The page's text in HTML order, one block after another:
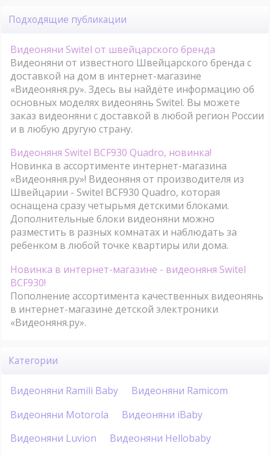
Подходящие публикации
Видеоняни Switel от швейцарского бренда
Видеоняни от известного Швейцарского бренда с
доставкой на дом в интернет-магазине
«Видеоняня.ру». Здесь вы найдёте информацию об
основных моделях видеонянь Switel. Вы можете
заказ видеоняни с доставкой в любой регион России
и в любую другую страну.
Видеоняня Switel BCF930 Quadro, новинка!
Новинка в ассортименте интернет-магазина
«Видеоняня.ру»! Видеоняня от производителя из
Швейцарии - Switel BCF930 Quadro, которая
оснащена сразу четырьмя детскими блоками.
Дополнительные блоки видеоняни можно
разместить в разных комнатах и наблюдать за
ребенком в любой точке квартиры или дома.
Новинка в интернет-магазине - видеоняня Switel
BCF930!
Пополнение ассортимента качественных видеонянь
в интернет-магазине детской электроники
«Видеоняня.ру».
Категории
Видеоняни Ramili Baby
Видеоняни Ramicom
Видеоняни Motorola
Видеоняни iBaby
Видеоняни Luvion
Видеоняни Hellobaby